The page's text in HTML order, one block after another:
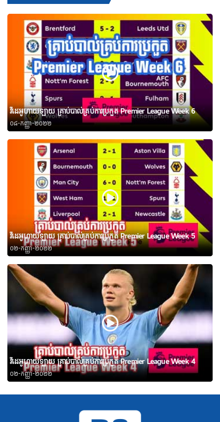
វីដេអូហាយឡាយ គ្រាប់បាល់គ្រប់ការប្រកួត Premier League Week 6
០៨-កញ្ញា-២០២២
វីដេអូហាយឡាយ គ្រាប់បាល់គ្រប់ការប្រកួត Premier League Week 5
០២-កញ្ញា-២០២២
វីដេអូហាយឡាយ គ្រាប់បាល់គ្រប់ការប្រកួត Premier League Week 4
០២-កញ្ញា-២០២២